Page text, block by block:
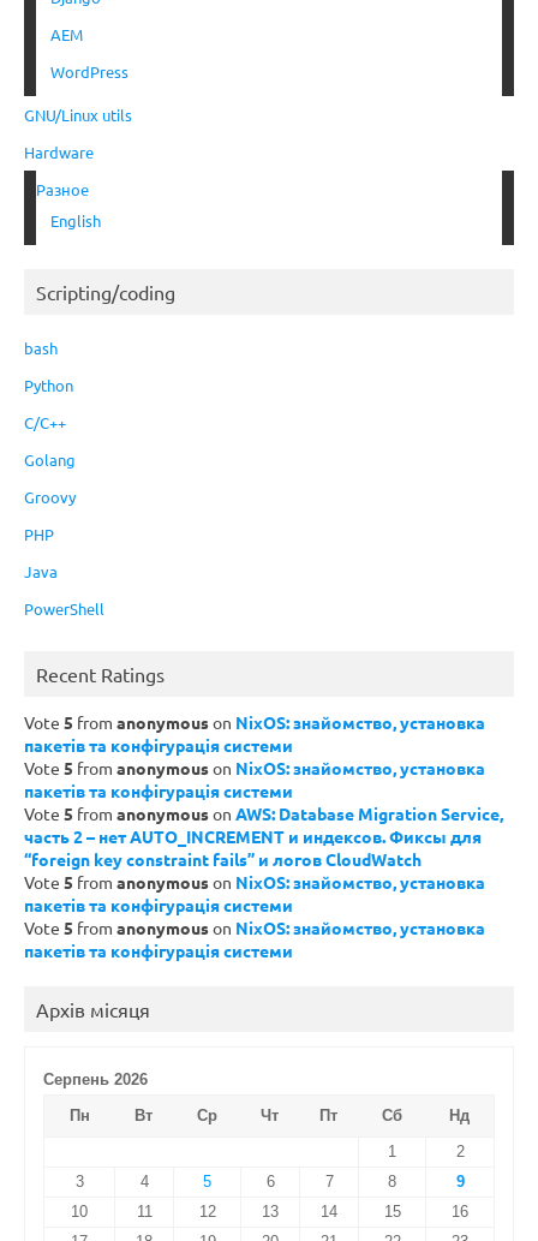
AEM
WordPress
GNU/Linux utils
Hardware
Разное
English
Scripting/coding
bash
Python
C/C++
Golang
Groovy
PHP
Java
PowerShell
Recent Ratings
Vote 5 from anonymouson NixOS: знайомство, установка
пакетів та конфігурація системи
Vote 5 from anonymouson NixOS: знайомство, установка
пакетів та конфігурація системи
Vote 5 from anonymouson AWS: Database Migration Service,
часть 2 – нет AUTO_INCREMENT и индексов. Фиксы для
“foreign key constraint fails” и логов CloudWatch
Vote 5 from anonymouson NixOS: знайомство, установка
пакетів та конфігурація системи
Vote 5 from anonymouson NixOS: знайомство, установка
пакетів та конфігурація системи
Архів місяця
Серпень 2026
Пн
Вт Ср Чт Пт Сб
Нд
1
2
3
4 5 6 7 8
9
10
11 12 13 14 15
16